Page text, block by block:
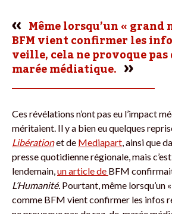
Même lorsqu’un « grand
BFM vient confirmer les
veille, cela ne provoque pas
marée médiatique.
Ces révélations n’ont pas eu l’impact
méritaient. Il y a bien eu quelques
Libérationet de Mediapart , ainsi que
presse quotidienne régionale, mais
lendemain, un article de BFM
L’Humanité. Pourtant, même lorsqu’un
comme BFM vient confirmer les infos